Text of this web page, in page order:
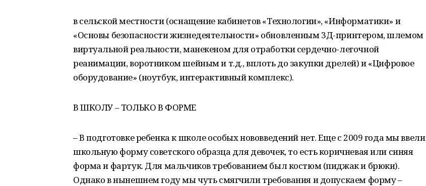
в сельской местности (оснащение кабинетов «Технологии», «Информатики» и
«Основы безопасности жизнедеятельности» обновленным 3Д-принтером, шлемом
виртуальной реальности, манекеном для отработки сердечно-легочной
реанимации, воротником шейным и т.д., вплоть до закупки дрелей) и «Цифровое
оборудование» (ноутбук, интерактивный комплекс).
В ШКОЛУ – ТОЛЬКО В ФОРМЕ
– В подготовке ребенка к школе особых нововведений нет. Еще с 2009 года мы ввели
школьную форму советского образца для девочек, то есть коричневая или синяя
форма и фартук. Для мальчиков требованием был костюм (пиджак и брюки).
Однако в нынешнем году мы чуть смягчили требования и допускаем форму –